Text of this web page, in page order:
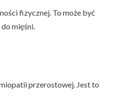
fizycznej. To może być
mięśni.
przerostowej. Jest to